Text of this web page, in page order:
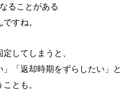
ることがある
すね。
してしまうと、
」「返却時期をずらしたい」と
とも。